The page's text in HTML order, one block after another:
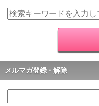
メルマガ登録・解除